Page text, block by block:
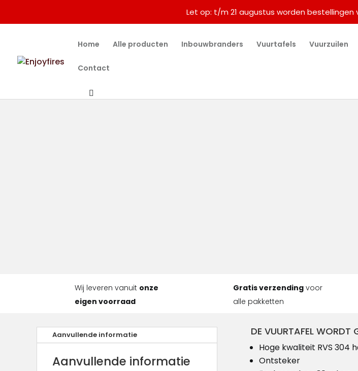
Home Alle producten Inbouwbranders Vuurtafels Vuurzuilen
Contact
Wij leveren vanuit onze
eigen voorraad
Gratis verzendingvoor
alle pakketten
Aanvullende informatie
Aanvullende informatie
DE VUURTAFEL WORDT
Hoge kwaliteit RVS 304
Ontsteker
Let op: t/m 21 augustus worden